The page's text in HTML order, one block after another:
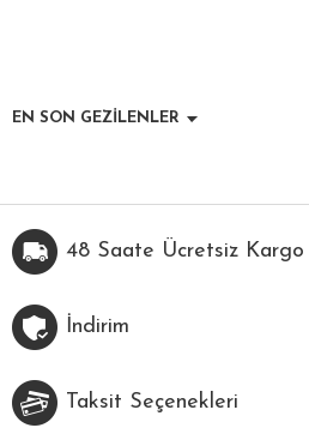
EN SON GEZİLENLER
48 Saate Ücretsiz Kargo
İndirim
Taksit Seçenekleri